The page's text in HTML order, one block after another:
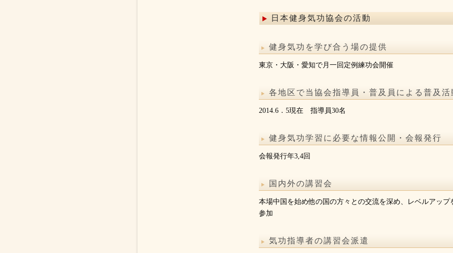
日本健身気功協会の活動
健身気功を学び合う場の提供
東京・大阪・愛知で月一回定例練功会開催
各地区で当協会指導員・普及員による普及活
2014.6．5現在 指導員30名
健身気功学習に必要な情報公開・会報発行
会報発行年3,4回
国内外の講習会
本場中国を始め他の国の方々との交流を深め、レベルアッ
参加
気功指導者の講習会派遣